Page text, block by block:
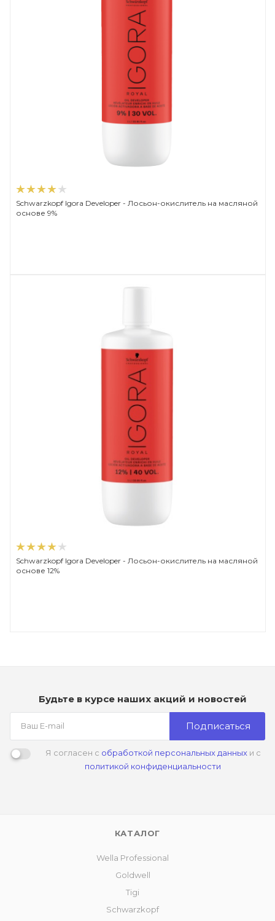
Schwarzkopf Igora Developer - Лосьон-окислитель на масляной
основе 9%
Schwarzkopf Igora Developer - Лосьон-окислитель на масляной
основе 12%
Будьте в курсе наших акций и новостей
Подписаться
Я согласен с обработкой персональных данныхи с
политикой конфиденциальности
КАТАЛОГ
Wella Professional
Goldwell
Tigi
Schwarzkopf